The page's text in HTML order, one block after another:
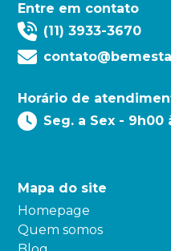
Entre em contato
(11) 3933-3670
Horário de
Seg. a Sex - 9h00
Mapa do site
Homepage
Quem somos